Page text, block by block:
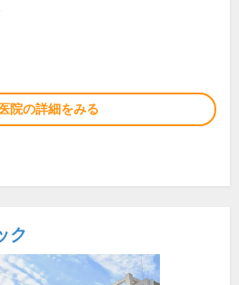
院の詳細をみる
ク